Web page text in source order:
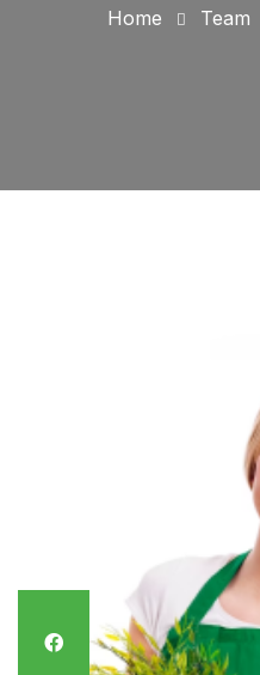
Home Team